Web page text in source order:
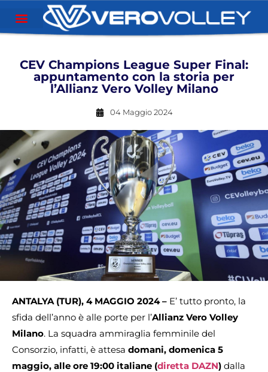
CEV Champions League Super Final:
appuntamento con la storia per
l’Allianz Vero Volley Milano
04 Maggio 2024
ANTALYA (TUR), 4 MAGGIO 2024 – E’ tutto pronto, la
sfida dell’anno è alle porte per l’Allianz Vero Volley
Milano. La squadra ammiraglia femminile del
Consorzio, infatti, è attesa domani, domenica 5
maggio, alle ore 19:00 italiane (diretta DAZN) dalla